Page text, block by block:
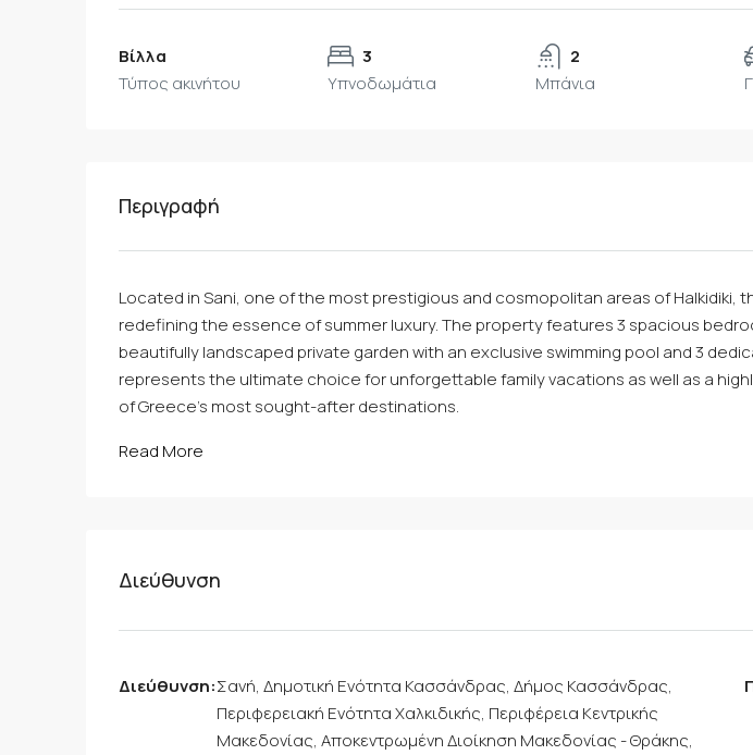
Βίλλα
Τύπος ακινήτου
3
Υπνοδωμάτια
2
Μπάνια
Περιγραφή
Located in Sani, one of the most prestigious and cosmopolitan areas of Halkidiki,
redefining the essence of summer luxury. The property features 3 spacious
beautifully landscaped private garden with an exclusive swimming pool and 3
represents the ultimate choice for unforgettable family vacations as well as a
of Greece’s most sought-after destinations.
Read More
Διεύθυνση
Διεύθυνση:Σανή, Δημοτική Ενότητα Κασσάνδρας, Δήμος Κασσάνδρας,
Περιφερειακή Ενότητα Χαλκιδικής, Περιφέρεια Κεντρικής
Μακεδονίας, Αποκεντρωμένη Διοίκηση Μακεδονίας - Θράκης,